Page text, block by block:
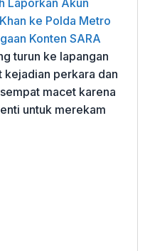
ke Polda Metro
Konten SARA
turun ke lapangan
kejadian perkara dan
macet karena
untuk merekam